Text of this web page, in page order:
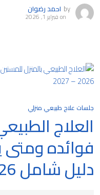
by احمد رضوان
onفبراير 1, 2026
جلسات علاج طبيعي منزلي
العلاج
فوائده ومتى
دليل شامل 2026 – 2027